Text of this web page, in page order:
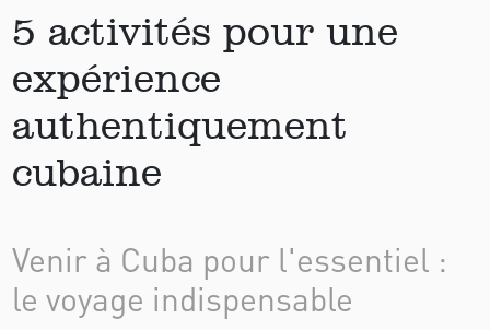
5 activités pour une
expérience
authentiquement
cubaine
Venir à Cuba pour l'essentiel :
le voyage indispensable